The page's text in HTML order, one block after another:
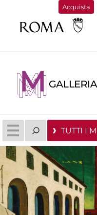
Acquista
TUTTI I